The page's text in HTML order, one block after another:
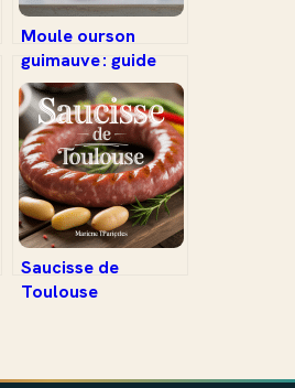
Moule ourson
guimauve : guide
pratique pour
réussir facilement
vos gourmandises
maison
Saucisse de
Toulouse